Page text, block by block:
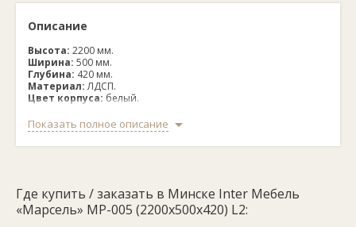
Описание
Высота: 2200 мм.
Ширина: 500 мм.
Глубина: 420 мм.
Материал:ЛДСП.
Цвет корпуса: белый.
кремовый, графит серый, дуб крафт золотой.
Зеркало:есть.
Наполнение:полки (2), отсек со штангой.
Показать полное описание
Где купить / заказать в Минске Inter Мебель
«Марсель» МР-005 (2200x500x420) L2: